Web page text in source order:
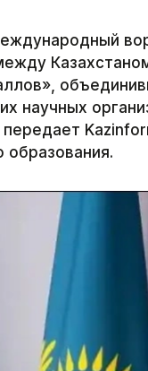
научных
образования.